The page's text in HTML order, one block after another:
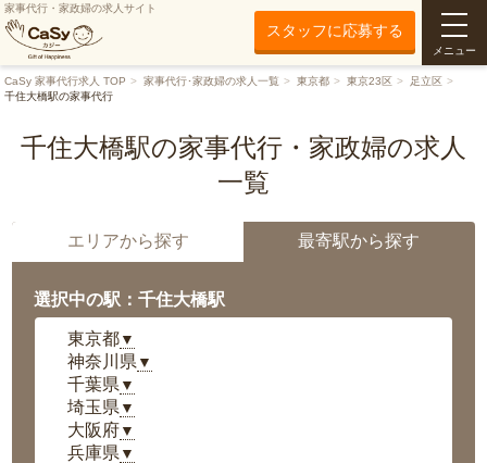
家事代行・家政婦の求人サイト
スタッフに応募する
メニュー
CaSy 家事代行求人 TOP 家事代行･家政婦の求人一覧 東京都 東京23区
足立区
千住大橋駅の家事代行
千住大橋駅の家事代行・家政婦の求人
一覧
エリアから探す 最寄駅から探す
選択中の駅：千住大橋駅
東京都▼
神奈川県 ▼
千葉県 ▼
埼玉県 ▼
大阪府▼
兵庫県 ▼